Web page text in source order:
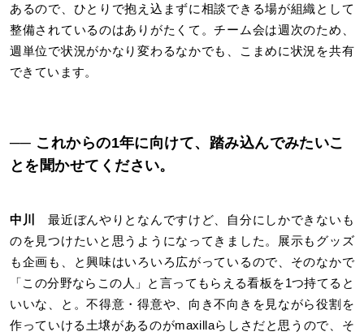
あるので、ひとりで抱え込まずに相談できる場が組織として
整備されているのはありがたくて。チーム会は週次のため、
週単位で状況がかなり変わるなかでも、こまめに状況を共有
できています。
── これからの1年に向けて、踏み込んでみたいこ
とを聞かせてください。
中川
最近ぼんやりとなんですけど、自分にしかできないも
のを見つけたいと思うようになってきました。展示もグッズ
も企画も、と興味はいろいろ広がっているので、そのなかで
「この分野ならこの人」と言ってもらえる看板を1つ持てると
いいな、と。不得意・得意や、向き不向きを見ながら役割を
作っていける土壌があるのがmaxillaらしさだと思うので、そ